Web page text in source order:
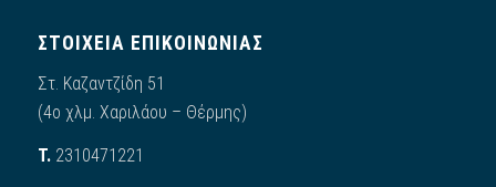
ΣΤΟΙΧΕΙΑ ΕΠΙΚΟΙΝΩΝΙΑΣ
Στ. Καζαντζίδη 51
(4ο χλμ. Χαριλάου – Θέρμης)
Τ.2310471221